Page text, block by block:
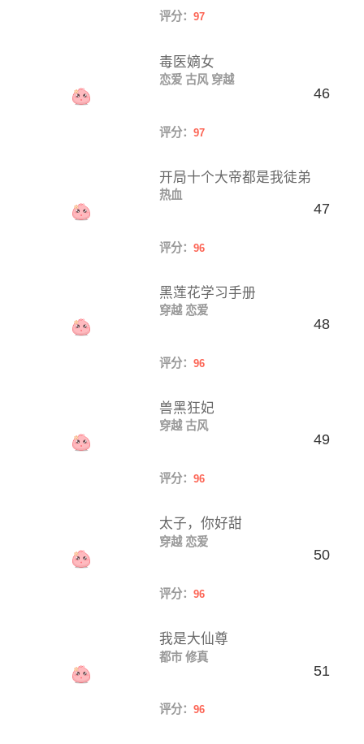
评分： 97
毒医嫡女
恋爱 古风 穿越
评分： 97
46
开局十个大帝都是我徒弟
热血
评分： 96
47
黑莲花学习手册
穿越 恋爱
评分： 96
48
兽黑狂妃
穿越 古风
评分： 96
49
太子，你好甜
穿越 恋爱
评分： 96
50
我是大仙尊
都市 修真
评分： 96
51